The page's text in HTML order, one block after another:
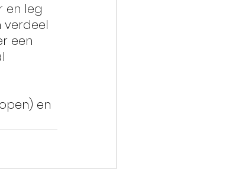
en leg
verdeel
een
en